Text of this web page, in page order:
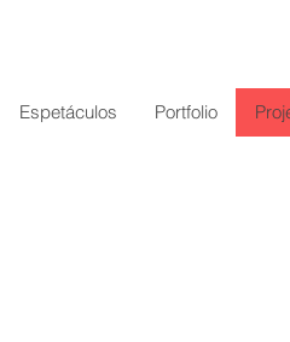
Espetáculos Portfolio